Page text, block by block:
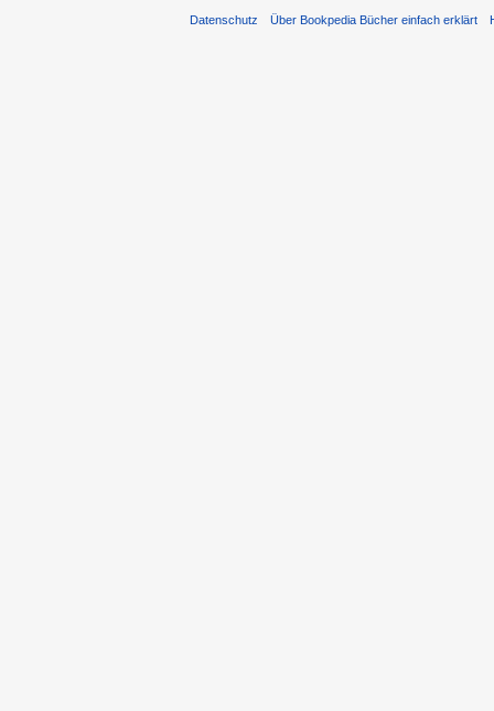
Datenschutz Über Bookpedia Bücher einfach erklärt